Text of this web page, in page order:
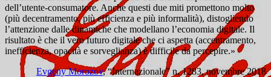
dell’utente-consumatore. Anche questi due miti promettono molto
(più decentramento, più efficienza e più informalità), distogliendo
l’attenzione dalle dinamiche che modellano l’economia digitale. Il
risultato è che il vero futuro digitale che ci aspetta (accentramento,
inefficienza, opacità e sorveglianza) è difficile da percepire.»
Evgeny Morozov, “Internazionale” n. 1283, novembre 2018